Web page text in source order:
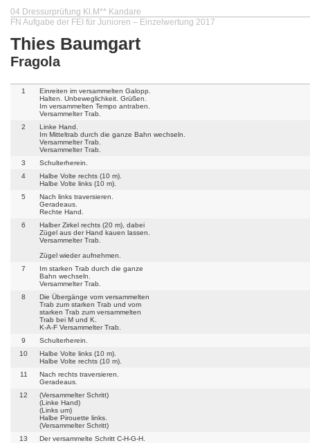
04 Dressurprüfung Kl.M** Kandare
FN Aufgabe der FEI für Junioren – Einzelwertung 2017
Thies Baumgart
Fragola
1
Einreiten im versammelten Galopp.
Halten. Unbeweglichkeit. Grüßen.
Im versammelten Tempo antraben.
Versammelter Trab.
2
Linke Hand.
Im Mitteltrab durch die ganze Bahn wechseln.
Versammelter Trab.
Versammelter Trab.
3
Schulterherein.
4
Halbe Volte rechts (10 m).
Halbe Volte links (10 m).
5
Nach links traversieren.
Geradeaus.
Rechte Hand.
6
Halber Zirkel rechts (20 m), dabei
Zügel aus der Hand kauen lassen.
Versammelter Trab.
Zügel wieder aufnehmen.
7
Im starken Trab durch die ganze
Bahn wechseln.
Versammelter Trab.
8
Die Übergänge vom versammelten
Trab zum starken Trab und vom
starken Trab zum versammelten
Trab bei M und K.
K-A-F Versammelter Trab.
9
Schulterherein.
10
Halbe Volte links (10 m).
Halbe Volte rechts (10 m).
11
Nach rechts traversieren.
Geradeaus.
12
(Versammelter Schritt)
(Linke Hand)
(Links um)
Halbe Pirouette links.
(Versammelter Schritt)
13
Der versammelte Schritt C-H-G-H.